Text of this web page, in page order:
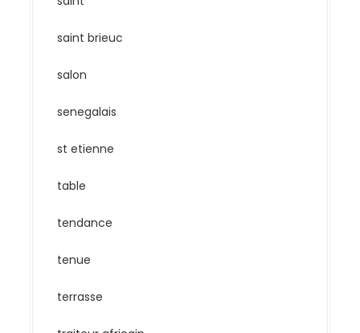
saint brieuc
salon
senegalais
st etienne
table
tendance
tenue
terrasse